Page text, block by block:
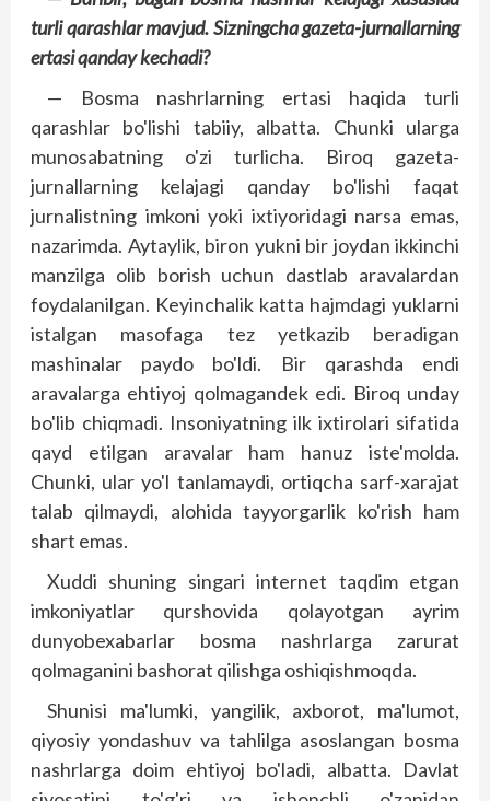
turli qarashlar mavjud. Sizningcha gazeta-jurnallarning
ertasi qanday kechadi?
— Bosma nashrlarning ertasi haqida turli
qarashlar bo'lishi tabiiy, albatta. Chunki ularga
munosabatning o'zi turlicha. Biroq gazeta-
jurnallarning kelajagi qanday bo'lishi faqat
jurnalistning imkoni yoki ixtiyoridagi narsa emas,
nazarimda. Aytaylik, biron yukni bir joydan ikkinchi
manzilga olib borish uchun dastlab aravalardan
foydalanilgan. Keyinchalik katta hajmdagi yuklarni
istalgan masofaga tez yetkazib beradigan
mashinalar paydo bo'ldi. Bir qarashda endi
aravalarga ehtiyoj qolmagandek edi. Biroq unday
bo'lib chiqmadi. Insoniyatning ilk ixtirolari sifatida
qayd etilgan aravalar ham hanuz iste'molda.
Chunki, ular yo'l tanlamaydi, ortiqcha sarf-xarajat
talab qilmaydi, alohida tayyorgarlik ko'rish ham
shart emas.
Xuddi shuning singari internet taqdim etgan
imkoniyatlar qurshovida qolayotgan ayrim
dunyobexabarlar bosma nashrlarga zarurat
qolmaganini bashorat qilishga oshiqishmoqda.
Shunisi ma'lumki, yangilik, axborot, ma'lumot,
qiyosiy yondashuv va tahlilga asoslangan bosma
nashrlarga doim ehtiyoj bo'ladi, albatta. Davlat